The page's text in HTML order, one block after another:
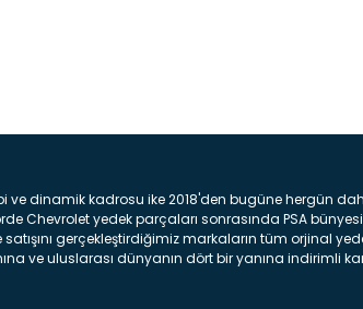
ve dinamik kadrosu ike 2018'den bugüne hergün
Chevrolet yedek parçaları sonrasında PSA
gerçekleştirdiğimiz markaların tüm orjinal
ve uluslarası dünyanın dört bir yanına indirimli
ön kısmında bulunan plastik darbe emici